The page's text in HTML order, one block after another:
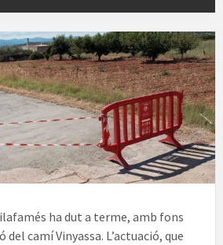
ha dut a terme, amb fons
camí Vinyassa. L’actuació, que